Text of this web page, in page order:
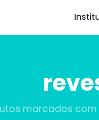
marcados